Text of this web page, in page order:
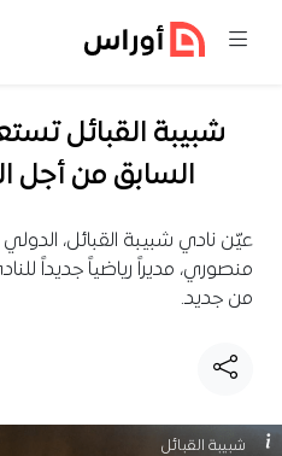
شبيبة القبائل
السابق من أجل
عيّن نادي شبيبة القبائل، الدولي
منصوري، مديراً رياضياً جديداً
من جديد.
شبيبة القبائل